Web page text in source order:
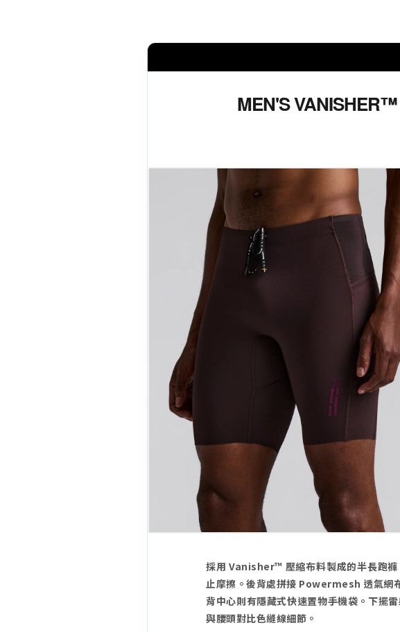
MEN'S
採用 Vanisher™ 壓縮布料製成的半長跑
止摩擦。後背處拼接 Powermesh 透氣網
背中心則有隱藏式快速置物手機袋。下擺
與腰頭對比色縫線細節。